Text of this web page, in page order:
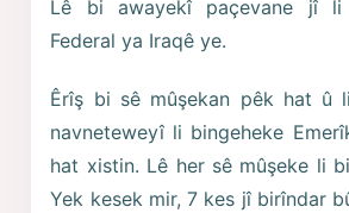
Lê bi awayekî paçevane jî li
Federal ya Iraqê ye.
Êrîş bi sê mûşekan pêk hat û
navneteweyî li bingeheke
hat xistin. Lê her sê mûşeke li
Yek kesek mir, 7 kes jî birîndar